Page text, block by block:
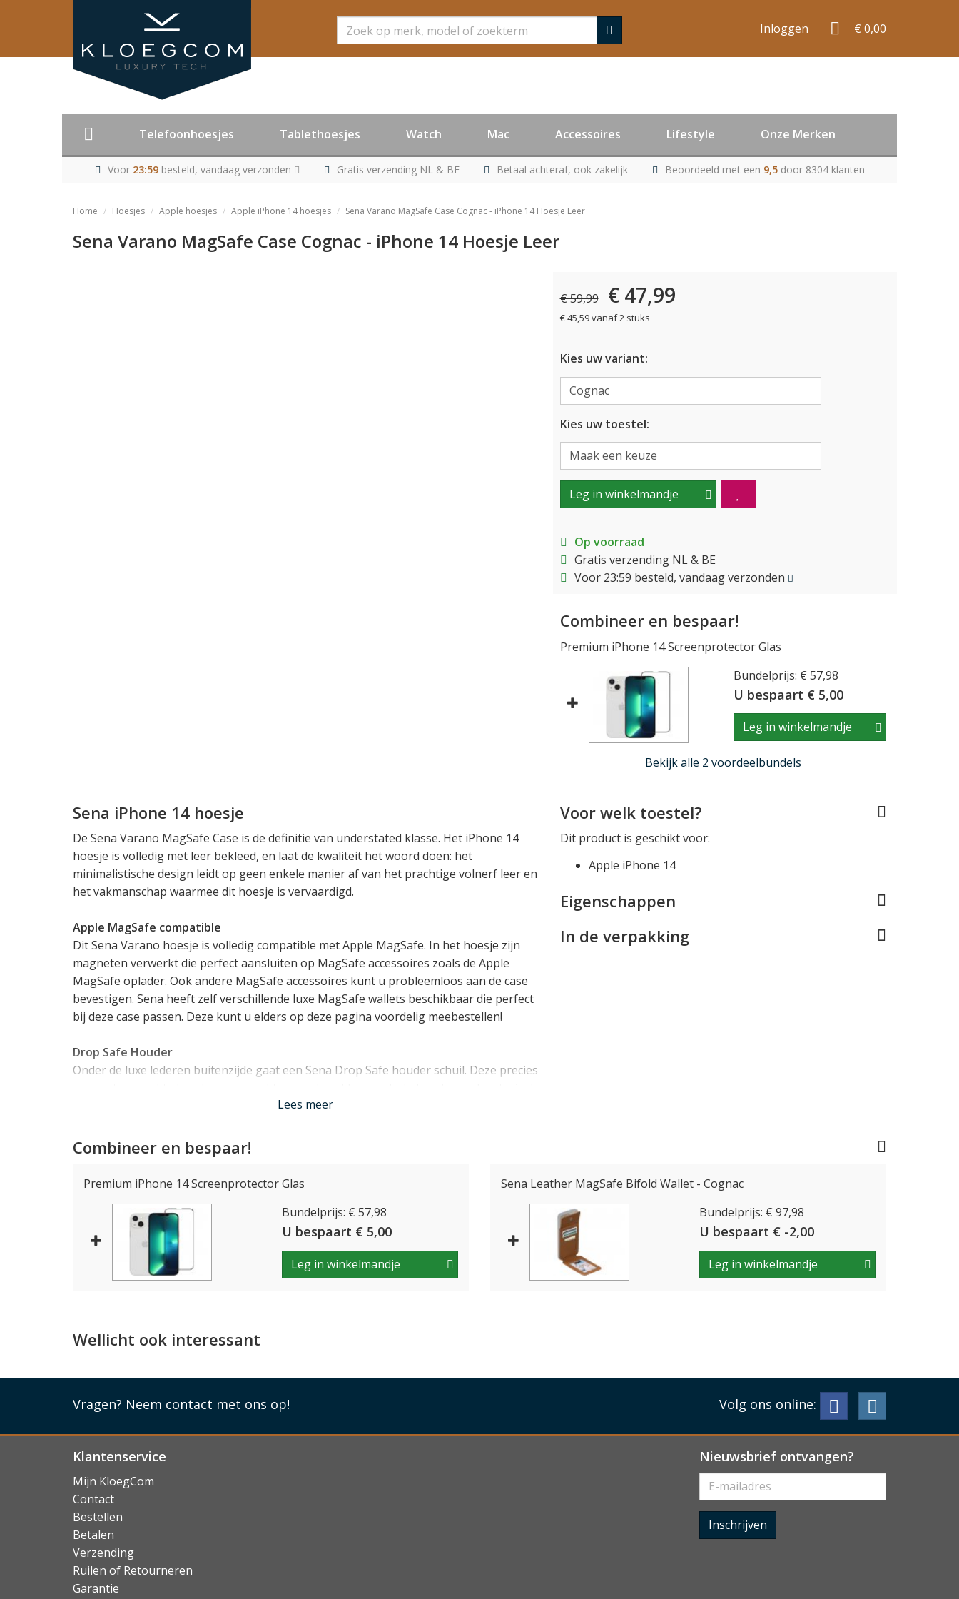
Zoeken Inloggen € 0,00
Telefoonhoesjes Tablethoesjes Watch Mac Accessoires Lifestyle Onze Merken
Voor 23:59besteld, vandaag verzonden Gratis verzending NL & BE Betaal achteraf, ook zakelijk Beoordeeld met een 9,5 door 8304 klanten
Home Hoesjes Apple hoesjes Apple iPhone 14 hoesjes Sena Varano MagSafe Case Cognac - iPhone 14 Hoesje Leer
Sena Varano MagSafe Case Cognac - iPhone 14 Hoesje Leer
€ 59,99 € 47,99
€ 45,59 vanaf 2 stuks
Kies uw variant:
Kies uw toestel:
Leg in winkelmandje
Op voorraad
Gratis verzending NL & BE
Voor 23:59 besteld, vandaag verzonden
Combineer en bespaar!
Premium iPhone 14 Screenprotector Glas
Bundelprijs: € 57,98
U bespaart € 5,00
Leg in winkelmandje
Bekijk alle 2 voordeelbundels
Sena iPhone 14 hoesje
De Sena Varano MagSafe Case is de definitie van understated klasse. Het iPhone 14
hoesje is volledig met leer bekleed, en laat de kwaliteit het woord doen: het
minimalistische design leidt op geen enkele manier af van het prachtige volnerf leer en
het vakmanschap waarmee dit hoesje is vervaardigd.
Apple MagSafe compatible
Dit Sena Varano hoesje is volledig compatible met Apple MagSafe. In het hoesje zijn
magneten verwerkt die perfect aansluiten op MagSafe accessoires zoals de Apple
MagSafe oplader. Ook andere MagSafe accessoires kunt u probleemloos aan de case
bevestigen. Sena heeft zelf verschillende luxe MagSafe wallets beschikbaar die perfect
bij deze case passen. Deze kunt u elders op deze pagina voordelig meebestellen!
Drop Safe Houder
Onder de luxe lederen buitenzijde gaat een Sena Drop Safe houder schuil. Deze precies
en heeft tientallen kleine luchtkamers in de rand. Bij een val zorgen deze luchtkamers
bereikt. Bovendien zorgt dit materiaal voor een klein opstaand randje rond uw scherm
Het spreekt voor zich dat de Sena Varano case uw iPhone 14 perfect past en rekening
houdt met alle functionaliteit. Alle toetsen, de Lightning connector en camera's blijven
te gebruiken. De case is daarnaast ook compatible metdraadloos opladen
en MagSafe.
Lees minder
Lees meer
Voor welk toestel?
Dit product is geschikt voor:
Apple iPhone 14
Eigenschappen
In de verpakking
Combineer en bespaar!
Premium iPhone 14 Screenprotector Glas
Bundelprijs: € 57,98
U bespaart € 5,00
Leg in winkelmandje
Sena Leather MagSafe Bifold Wallet - Cognac
Bundelprijs: € 97,98
U bespaart € -2,00
Leg in winkelmandje
Wellicht ook interessant
Vragen? Neem contact met ons op! Volg ons online:
Klantenservice
Mijn KloegCom
Contact
Bestellen
Betalen
Verzending
Ruilen of Retourneren
Garantie
Nieuwsbrief ontvangen?
Inschrijven